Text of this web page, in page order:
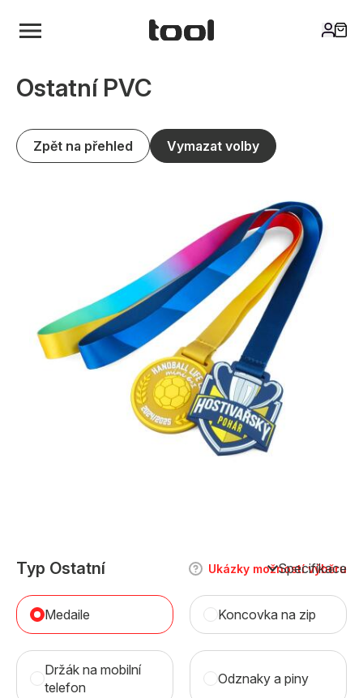
Ostatní PVC
Zpět na přehled Vymazat volby
Specifikace
Typ Ostatní Ukázky možností výběru
Medaile Koncovka na zip
Držák na mobilní
telefon
Odznaky a piny